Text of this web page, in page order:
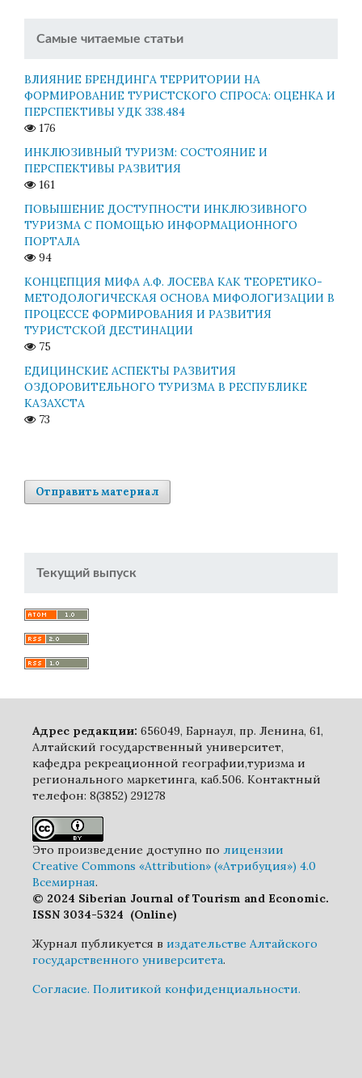
Самые читаемые статьи
ВЛИЯНИЕ БРЕНДИНГА ТЕРРИТОРИИ НА
ФОРМИРОВАНИЕ ТУРИСТСКОГО СПРОСА: ОЦЕНКА И
ПЕРСПЕКТИВЫ УДК 338.484
176
ИНКЛЮЗИВНЫЙ ТУРИЗМ: СОСТОЯНИЕ И
ПЕРСПЕКТИВЫ РАЗВИТИЯ
161
ПОВЫШЕНИЕ ДОСТУПНОСТИ ИНКЛЮЗИВНОГО
ТУРИЗМА С ПОМОЩЬЮ ИНФОРМАЦИОННОГО
ПОРТАЛА
94
КОНЦЕПЦИЯ МИФА А.Ф. ЛОСЕВА КАК ТЕОРЕТИКО-
МЕТОДОЛОГИЧЕСКАЯ ОСНОВА МИФОЛОГИЗАЦИИ В
ПРОЦЕССЕ ФОРМИРОВАНИЯ И РАЗВИТИЯ
ТУРИСТСКОЙ ДЕСТИНАЦИИ
75
ЕДИЦИНСКИЕ АСПЕКТЫ РАЗВИТИЯ
ОЗДОРОВИТЕЛЬНОГО ТУРИЗМА В РЕСПУБЛИКЕ
КАЗАХСТА
73
Отправить материал
Текущий выпуск
Адрес редакции: 656049, Барнаул, пр. Ленина, 61,
Алтайский государственный университет,
кафедра рекреационной географии,туризма и
регионального маркетинга, каб.506. Контактный
телефон: 8(3852) 291278
Это произведение доступно по лицензии
Creative Commons «Attribution» («Атрибуция») 4.0
Всемирная.
© 2024 Siberian Journal of Tourism and Economic.
ISSN 3034-5324 (Online)
Журнал публикуется в издательстве Алтайского
государственного университета.
Cогласие. Политикой конфиденциальности.